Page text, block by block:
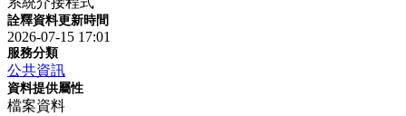
詮釋資料更新時間
2026-07-15 17:01
服務分類
公共資訊
資料提供屬性
檔案資料